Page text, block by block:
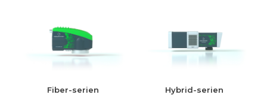
Fiber-serien Hybrid-serien